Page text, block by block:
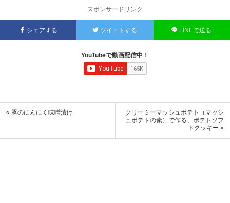
スポンサードリンク
シェアする ツイートする LINEで送る
YouTubeで動画配信中！
« 豚のにんにく味噌漬け
クリーミーマッシュポテト（マッシ
ュポテトの素）で作る、ポテトソフ
トクッキー »